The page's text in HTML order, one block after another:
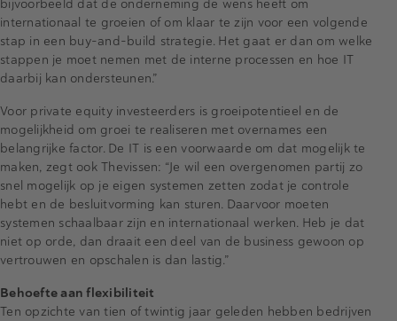
bijvoorbeeld dat de onderneming de wens heeft om
internationaal te groeien of om klaar te zijn voor een volgende
stap in een buy-and-build strategie. Het gaat er dan om welke
stappen je moet nemen met de interne processen en hoe IT
daarbij kan ondersteunen.”
Voor private equity investeerders is groeipotentieel en de
mogelijkheid om groei te realiseren met overnames een
belangrijke factor. De IT is een voorwaarde om dat mogelijk te
maken, zegt ook Thevissen: “Je wil een overgenomen partij zo
snel mogelijk op je eigen systemen zetten zodat je controle
hebt en de besluitvorming kan sturen. Daarvoor moeten
systemen schaalbaar zijn en internationaal werken. Heb je dat
niet op orde, dan draait een deel van de business gewoon op
vertrouwen en opschalen is dan lastig.”
Behoefte aan flexibiliteit
Ten opzichte van tien of twintig jaar geleden hebben bedrijven